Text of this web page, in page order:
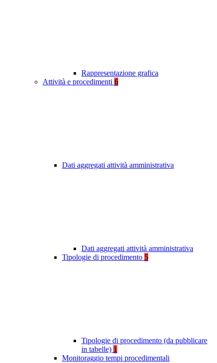
Rappresentazione grafica
Attività e procedimenti 6
Dati aggregati attività amministrativa
Dati aggregati attività amministrativa
Tipologie di procedimento 5
Tipologie di procedimento (da pubblicare
in tabelle) 1
Monitoraggio tempi procedimentali